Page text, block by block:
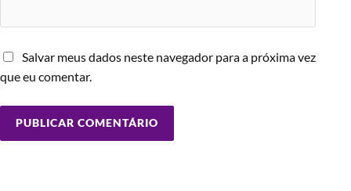
Salvar meus dados neste navegador para a próxima vez
que eu comentar.